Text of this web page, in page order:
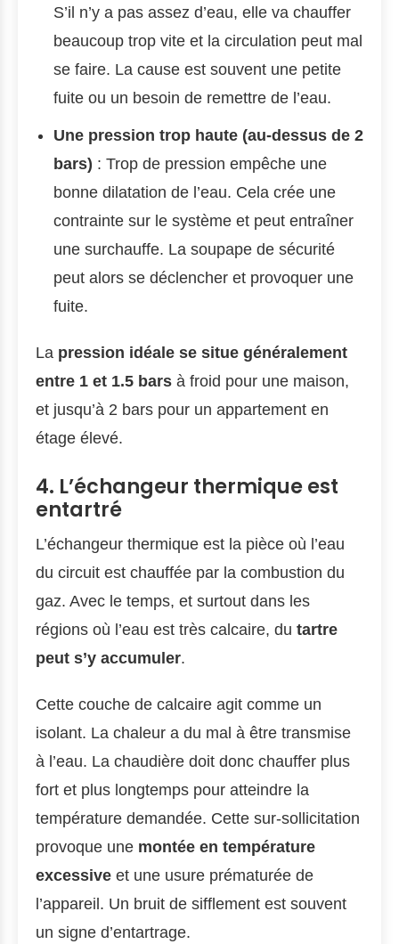
S’il n’y a pas assez d’eau, elle va chauffer
beaucoup trop vite et la circulation peut mal
se faire. La cause est souvent une petite
fuite ou un besoin de remettre de l’eau.
Une pression trop haute (au-dessus de 2
bars) : Trop de pression empêche une
bonne dilatation de l’eau. Cela crée une
contrainte sur le système et peut entraîner
une surchauffe. La soupape de sécurité
peut alors se déclencher et provoquer une
fuite.
La pression idéale se situe généralement
entre 1 et 1.5 bars à froid pour une maison,
et jusqu’à 2 bars pour un appartement en
étage élevé.
4. L’échangeur thermique est
entartré
L’échangeur thermique est la pièce où l’eau
du circuit est chauffée par la combustion du
gaz. Avec le temps, et surtout dans les
régions où l’eau est très calcaire, du tartre
peut s’y accumuler.
Cette couche de calcaire agit comme un
isolant. La chaleur a du mal à être transmise
à l’eau. La chaudière doit donc chauffer plus
fort et plus longtemps pour atteindre la
température demandée. Cette sur-sollicitation
provoque une montée en température
excessive et une usure prématurée de
l’appareil. Un bruit de sifflement est souvent
un signe d’entartrage.